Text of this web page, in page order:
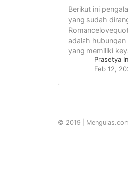
Berikut ini
yang sudah
adalah
yang memiliki
Prasetya
Feb 12,
© 2019 |